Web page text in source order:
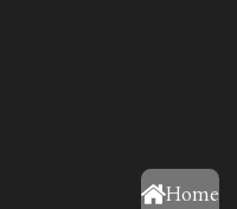
Home